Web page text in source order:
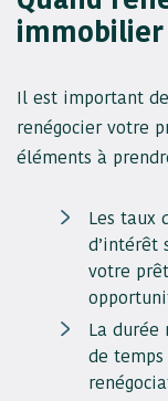
immobilier
Il est important
renégocier votre
éléments à
Les taux
d’intérêt
votre
La
de